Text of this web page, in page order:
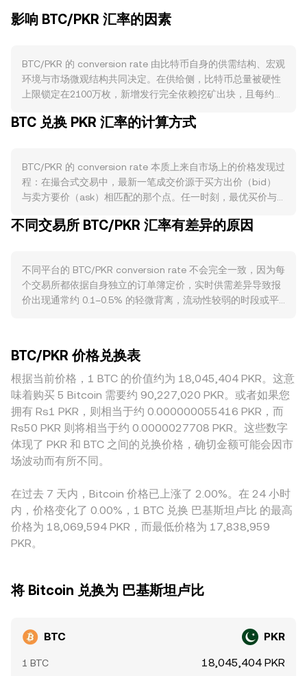
影响 BTC/PKR 汇率的因素
BTC/PKR 的 conversion rate 由比特币自身的供需结构、宏观
环境与市场微观结构共同决定。在供给侧，比特币总量被硬性
上限锁定在2100万枚，新增发行完全依赖挖矿出块，且每约四
币协议层没有销毁和质押机制，长期丢失的私钥与休眠地址则
层支付应用的渗透，以及场外与合规渠道的持有配置需求，都
会影响对 BTC 的买盘强度。宏观相关性方面，BTC 往往对全
球风险偏好变化敏感，流动性收紧、利率上行及避险情绪上升
平与资本流动限制会改变以 PKR 计价的购买力，从而影响
税务申报要求以及反洗规制的收紧或放松，都会迅速改变合规
资金的进出节奏。技术层面，永续合约的资金费率正负与水
平、期权到期时的大额未平仓位（如季度与月度交割）、大型
的 conversion rate。
BTC 兑换 PKR 汇率的计算方式
BTC/PKR 的 conversion rate 本质上来自市场上的价格发现过
程：在撮合式交易中，最新一笔成交价源于买方出价（bid）
与卖方要价（ask）相匹配的那个点。任一时刻，最优买价与
视为参考性的中间价（mid-price）。当参考多个平台时，数
Volume_i。在换算层面，若以某一时刻的 conversion rate 为
R，则 PKR Value = BTC Amount × R，反之 BTC Amount =
PKR Value / R。除了中心化订单簿，比特币在去中心化场景中
数量之比决定边际价格，价格近似为 y/x，随着交易发生导致
池子资产比例变化，从而形成新的边际价格。综合各来源的成
交、深度与流动性成本，平台据此给出实时可执行的
BTC/PKR conversion rate。
不同交易所 BTC/PKR 汇率有差异的原因
不同平台的 BTC/PKR conversion rate 不会完全一致，因为每
个交易所都依据自身独立的订单簿定价，实时供需差异导致报
价出现通常约 0.1–0.5% 的轻微背离，流动性较弱的时段或平
面，针对 BTC 的入金/出金通道、KYC/AML 要求、结算周期、
以及与 PKR 相关的外汇与资本流动规定，都会在不同市场形成
溢价或折价。此外，许多平台以 USDT 为中间计价，
BTC/USDT 与 USDT/PKR 的报价链路会把 USDT 相对法定货
币的轻微溢折价传导进最终的 BTC/PKR 报价。跨平台的套利
交易能在一定程度上收敛这些差异，但受限于手续费、提币与
到账时间、合规成本及流动性约束，价格并不会被即时完全拉
平，因此各平台之间的 conversion rate 仍会存在可观察的细
BTC/PKR 价格兑换表
根据当前价格，1 BTC 的价值约为 18,045,404 PKR。这意
味着购买 5 Bitcoin 需要约 90,227,020 PKR。或者如果您
拥有 Rs1 PKR，则相当于约 0.000000055416 PKR，而
Rs50 PKR 则将相当于约 0.0000027708 PKR。这些数字
体现了 PKR 和 BTC 之间的兑换价格，确切金额可能会因市
场波动而有所不同。
在过去 7 天内，Bitcoin 价格已上涨了 2.00%。在 24 小时
内，价格变化了 0.00%，1 BTC 兑换 巴基斯坦卢比 的最高
价格为 18,069,594 PKR，而最低价格为 17,838,959
PKR。
将 Bitcoin 兑换为 巴基斯坦卢比
BTC PKR
1 BTC 18,045,404 PKR